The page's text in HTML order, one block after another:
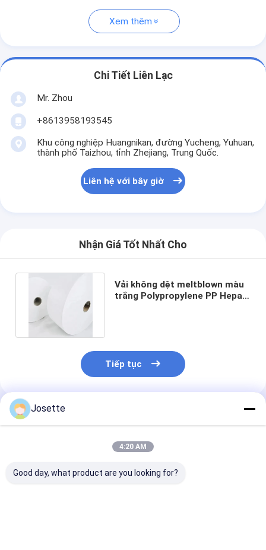
Xem thêm
Chi Tiết Liên Lạc
Mr. Zhou
+8613958193545
Khu công nghiệp Huangnikan, đường Yucheng, Yuhuan,
thành phố Taizhou, tỉnh Zhejiang, Trung Quốc.
Liên hệ với bây giờ
Nhận Giá Tốt Nhất Cho
Vải không dệt meltblown màu
trắng Polypropylene PP Hepa
Tiếp tục
Sản Phẩm Khuyến Cáo
Josette
4:20 AM
Good day, what product are you looking for?